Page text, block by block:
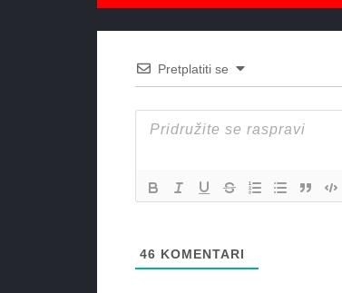
Pretplatiti se
46 KOMENTARI